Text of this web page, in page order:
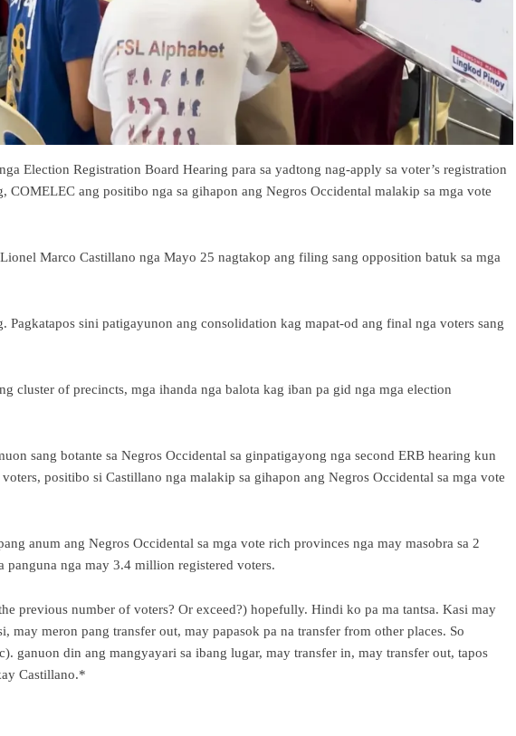
Election Registration Board Hearing para sa yadtong nag-apply sa voter’s registration
COMELEC ang positibo nga sa gihapon ang Negros Occidental malakip sa mga vote
Marco Castillano nga Mayo 25 nagtakop ang filing sang opposition batuk sa mga
Pagkatapos sini patigayunon ang consolidation kag mapat-od ang final nga voters sang
cluster of precincts, mga ihanda nga balota kag iban pa gid nga mga election
sang botante sa Negros Occidental sa ginpatigayong nga second ERB hearing kun
positibo si Castillano nga malakip sa gihapon ang Negros Occidental sa mga vote
anum ang Negros Occidental sa mga vote rich provinces nga may masobra sa 2
nga may 3.4 million registered voters.
previous number of voters? Or exceed?) hopefully. Hindi ko pa ma tantsa. Kasi may
may meron pang transfer out, may papasok pa na transfer from other places. So
ganuon din ang mangyayari sa ibang lugar, may transfer in, may transfer out, tapos
Castillano.*